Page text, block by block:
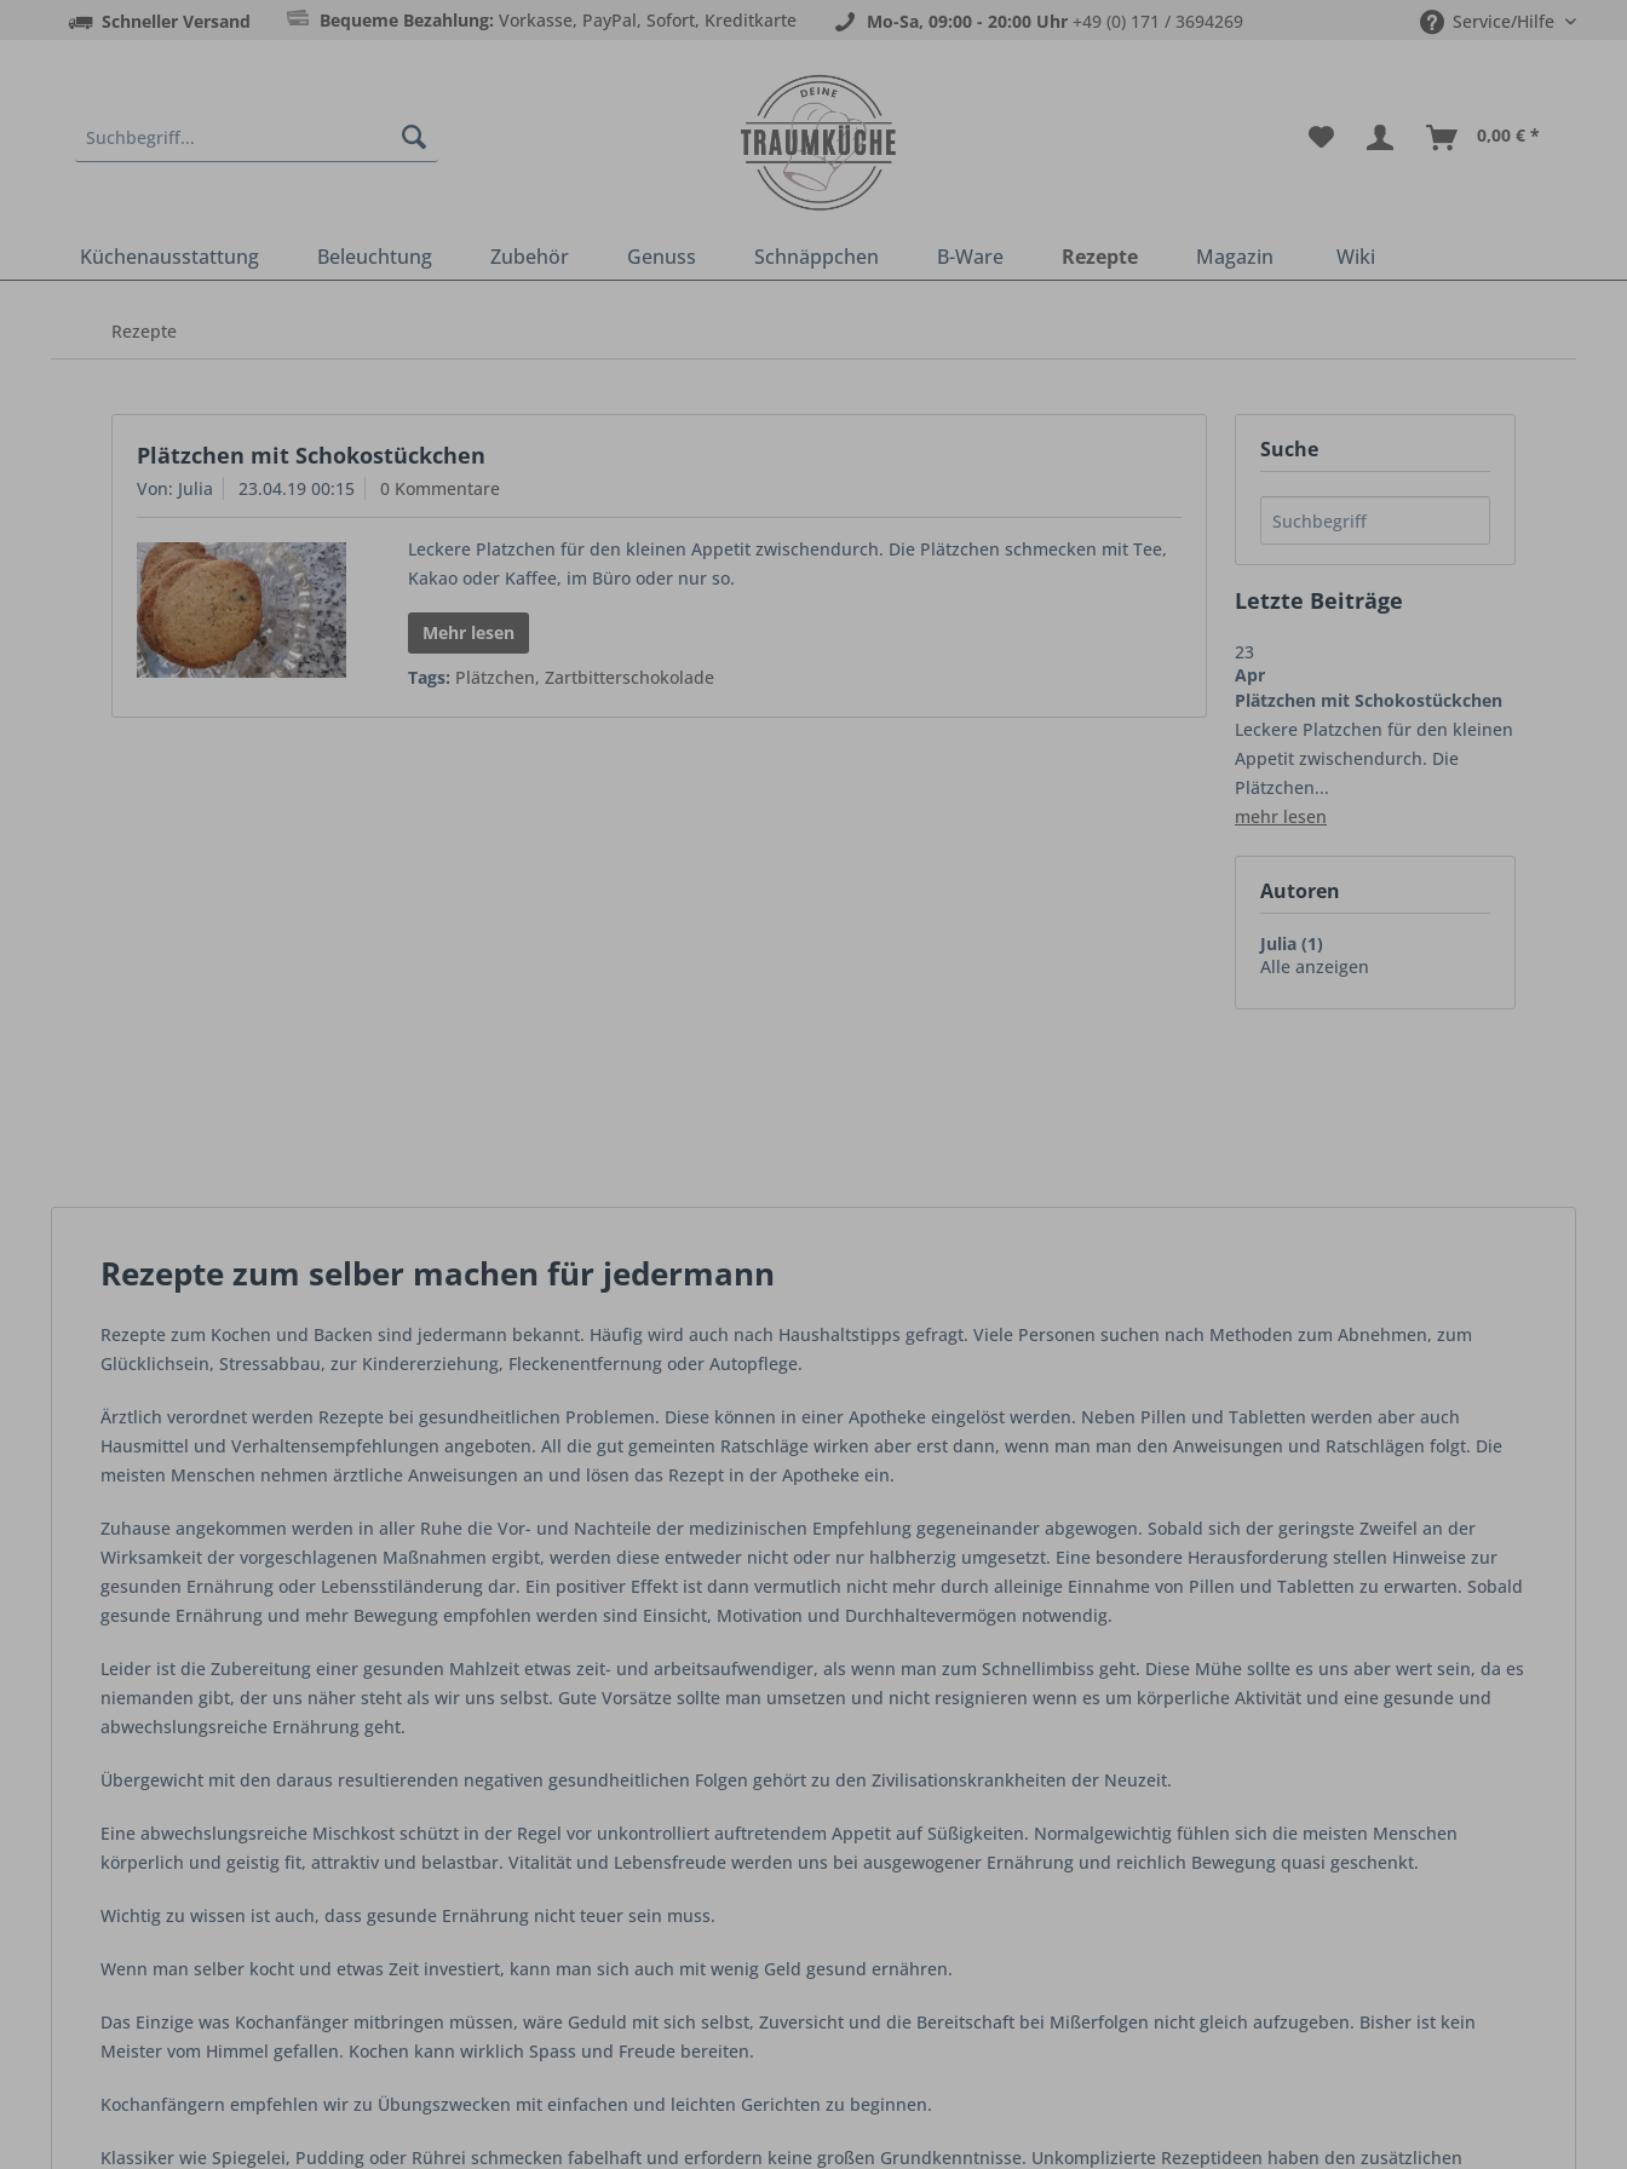
Schneller Versand Bequeme Bezahlung: Vorkasse, PayPal, Sofort, Kreditkarte Mo-Sa, 09:00 - 20:00 Uhr +49 (0) 171 / 3694269 Service/Hilfe
0,00 € *
Küchenausstattung Beleuchtung Zubehör Genuss Schnäppchen B-Ware Rezepte Magazin Wiki
Rezepte
Suche
Letzte Beiträge
23
Apr
Plätzchen mit Schokostückchen
Leckere Platzchen für den kleinen
Appetit zwischendurch. Die
Plätzchen...
mehr lesen
Autoren
Julia (1)
Alle anzeigen
Plätzchen mit Schokostückchen
Von: Julia 23.04.19 00:15 0 Kommentare
Leckere Platzchen für den kleinen Appetit zwischendurch. Die Plätzchen schmecken mit Tee,
Kakao oder Kaffee, im Büro oder nur so.
Mehr lesen
Tags: Plätzchen,Zartbitterschokolade
Rezepte zum selber machen für jedermann
Rezepte zum Kochen und Backen sind jedermann bekannt. Häufig wird auch nach Haushaltstipps gefragt. Viele Personen suchen nach Methoden zum Abnehmen, zum
Glücklichsein, Stressabbau, zur Kindererziehung, Fleckenentfernung oder Autopflege.
Ärztlich verordnet werden Rezepte bei gesundheitlichen Problemen. Diese können in einer Apotheke eingelöst werden. Neben Pillen und Tabletten werden aber auch
Hausmittel und Verhaltensempfehlungen angeboten. All die gut gemeinten Ratschläge wirken aber erst dann, wenn man man den Anweisungen und Ratschlägen folgt. Die
meisten Menschen nehmen ärztliche Anweisungen an und lösen das Rezept in der Apotheke ein.
Zuhause angekommen werden in aller Ruhe die Vor- und Nachteile der medizinischen Empfehlung gegeneinander abgewogen. Sobald sich der geringste Zweifel an der
Wirksamkeit der vorgeschlagenen Maßnahmen ergibt, werden diese entweder nicht oder nur halbherzig umgesetzt. Eine besondere Herausforderung stellen Hinweise zur
gesunden Ernährung oder Lebensstiländerung dar. Ein positiver Effekt ist dann vermutlich nicht mehr durch alleinige Einnahme von Pillen und Tabletten zu erwarten. Sobald
gesunde Ernährung und mehr Bewegung empfohlen werden sind Einsicht, Motivation und Durchhaltevermögen notwendig.
Leider ist die Zubereitung einer gesunden Mahlzeit etwas zeit- und arbeitsaufwendiger, als wenn man zum Schnellimbiss geht. Diese Mühe sollte es uns aber wert sein, da es
niemanden gibt, der uns näher steht als wir uns selbst. Gute Vorsätze sollte man umsetzen und nicht resignieren wenn es um körperliche Aktivität und eine gesunde und
abwechslungsreiche Ernährung geht.
Übergewicht mit den daraus resultierenden negativen gesundheitlichen Folgen gehört zu den Zivilisationskrankheiten der Neuzeit.
Eine abwechslungsreiche Mischkost schützt in der Regel vor unkontrolliert auftretendem Appetit auf Süßigkeiten. Normalgewichtig fühlen sich die meisten Menschen
körperlich und geistig fit, attraktiv und belastbar. Vitalität und Lebensfreude werden uns bei ausgewogener Ernährung und reichlich Bewegung quasi geschenkt.
Wichtig zu wissen ist auch, dass gesunde Ernährung nicht teuer sein muss.
Wenn man selber kocht und etwas Zeit investiert, kann man sich auch mit wenig Geld gesund ernähren.
Das Einzige was Kochanfänger mitbringen müssen, wäre Geduld mit sich selbst, Zuversicht und die Bereitschaft bei Mißerfolgen nicht gleich aufzugeben. Bisher ist kein
Meister vom Himmel gefallen. Kochen kann wirklich Spass und Freude bereiten.
Kochanfängern empfehlen wir zu Übungszwecken mit einfachen und leichten Gerichten zu beginnen.
Klassiker wie Spiegelei, Pudding oder Rührei schmecken fabelhaft und erfordern keine großen Grundkenntnisse. Unkomplizierte Rezeptideen haben den zusätzlichen